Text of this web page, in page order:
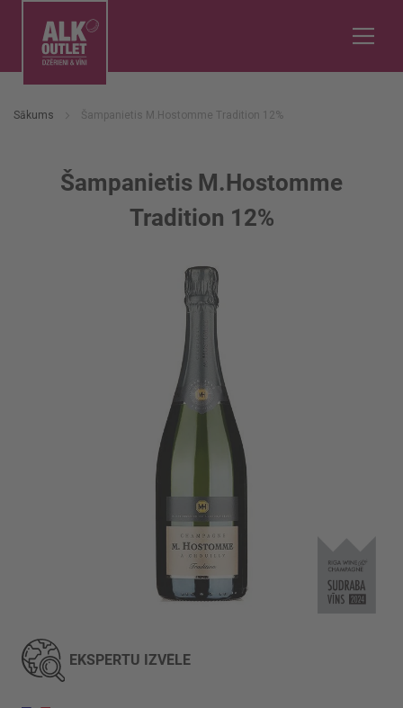
Sākums Šampanietis M.Hostomme Tradition 12%
Šampanietis M.Hostomme
Tradition 12%
uz
galerijas
sākumu
EKSPERTU IZVĒLE